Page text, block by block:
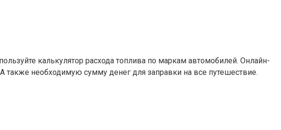
калькулятор расхода топлива по маркам автомобилей. Онлайн-
необходимую сумму денег для заправки на все путешествие.